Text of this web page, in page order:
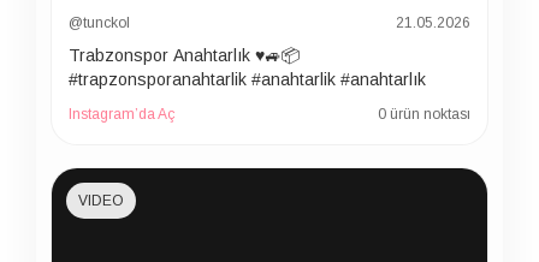
@tunckol 21.05.2026
Trabzonspor Anahtarlık ♥️🚙📦
#trapzonsporanahtarlik #anahtarlik #anahtarlık
Instagram’da Aç 0 ürün noktası
VIDEO